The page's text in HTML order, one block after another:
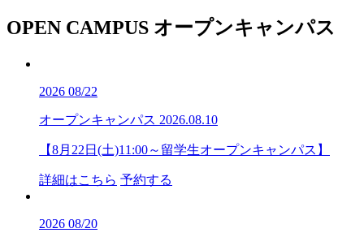
OPEN CAMPUS オープンキャンパス
2026 08/22
オープンキャンパス 2026.08.10
【8月22日(土)11:00～留学生オープンキャンパス】
詳細はこちら 予約する
2026 08/20